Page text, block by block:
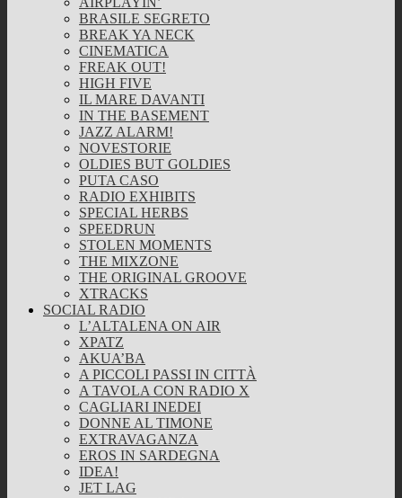
BRASILE SEGRETO
BREAK YA NECK
CINEMATICA
FREAK OUT!
HIGH FIVE
IL MARE DAVANTI
IN THE BASEMENT
JAZZ ALARM!
NOVESTORIE
OLDIES BUT GOLDIES
PUTA CASO
RADIO EXHIBITS
SPECIAL HERBS
SPEEDRUN
STOLEN MOMENTS
THE MIXZONE
THE ORIGINAL GROOVE
XTRACKS
SOCIAL RADIO
L’ALTALENA ON AIR
XPATZ
AKUA’BA
A PICCOLI PASSI IN CITTÀ
A TAVOLA CON RADIO X
CAGLIARI INEDEI
DONNE AL TIMONE
EXTRAVAGANZA
EROS IN SARDEGNA
IDEA!
JET LAG